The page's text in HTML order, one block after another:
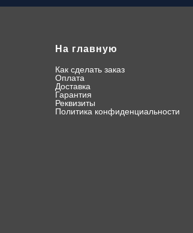
На главную
Как сделать заказ
Оплата
Доставка
Гарантия
Реквизиты
Политика конфиденциальности